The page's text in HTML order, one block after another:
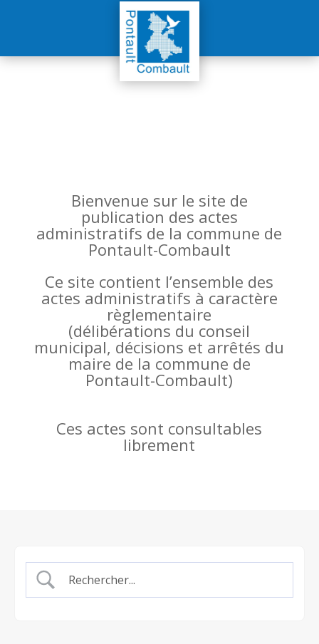
Bienvenue sur le site de
publication des actes
administratifs de la commune de
Pontault-Combault
Ce site contient l’ensemble des
actes administratifs à caractère
règlementaire
(délibérations du conseil
municipal, décisions et arrêtés du
maire de la commune de
Pontault-Combault)
Ces actes sont consultables
librement